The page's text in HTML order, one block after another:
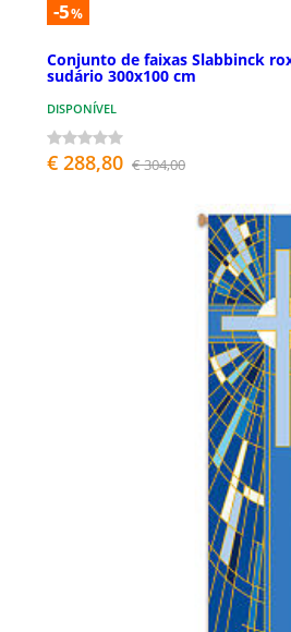
-5%
Conjunto de faixas Slabbinck
sudário 300x100 cm
DISPONÍVEL
€ 288,80 € 304,00